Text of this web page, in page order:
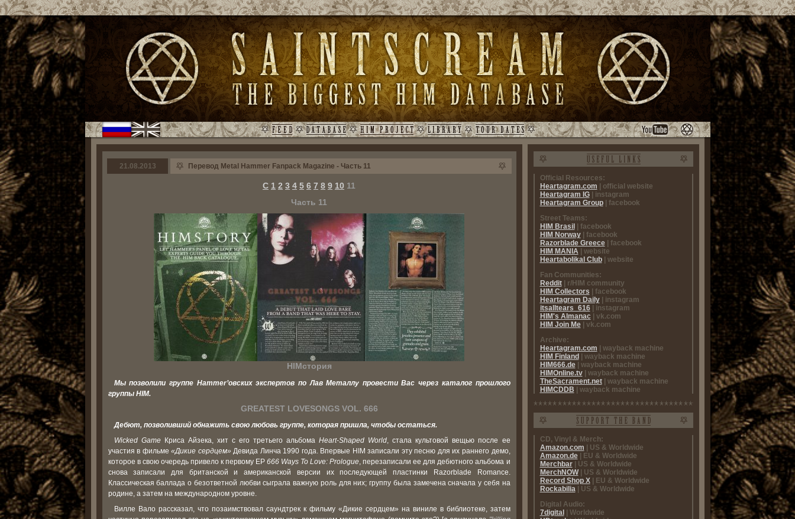
Official Resources:
Heartagram.com
| official website
Heartagram IG
| instagram
Heartagram Group
| facebook
Street Teams:
HIM Brasil
| facebook
HIM Norway
| facebook
Razorblade Greece
| facebook
HIM MANIA
| website
Heartabolikal Club
| website
Fan Communities:
Reddit
| r/HIM community
HIM Collectors
| facebook
Heartagram Daily
| instagram
itsalltears_616
| instagram
HIM's Almanac
| vk.com
HIM Join Me
| vk.com
Archive:
Heartagram.com
| wayback machine
HIM Finland
| wayback machine
HIM666.de
| wayback machine
HIMOnline.tv
| wayback machine
TheSacrament.net
| wayback machine
HIMCDDB
| wayback machine
CD, Vinyl & Merch:
Amazon.com
| US & Worldwide
Amazon.de
| EU & Worldwide
Merchbar
| US & Worldwide
MerchNOW
| US & Worldwide
Record Shop X
| EU & Worldwide
Rockabilia
| US & Worldwide
Digital Audio:
7digital
| Worldwide
21.08.2013 Перевод Metal Hammer Fanpack Magazine - Часть 11
С 1 2 3 4 5 6 7 8 9 10 11
Часть 11
HIMстория
Мы позволили группе Hammer’овских экспертов по Лав Металлу провести Вас через каталог прошлого
группы HIM.
GREATEST LOVESONGS VOL. 666
Дебют, позволивший обнажить свою любовь группе, которая пришла, чтобы остаться.
Wicked GameКриса Айзека, хит с его третьего альбомаHeart-Shaped World, стала культовой вещью после ее
участия в фильме«Дикие сердцем» Девида Линча 1990 года. Впервые HIM записали эту песню для их раннего демо,
которое в свою очередь привело к первому EP 666 Ways To Love: Prologue, перезаписали ее для дебютного альбома и
снова записали для британской и американской версии их последующей пластинки Razorblade Romance.
Классическая баллада о безответной любви сыграла важную роль для них; группу была замечена сначала у себя на
родине, а затем на международном уровне.
Вилле Вало рассказал, что позаимствовал саундтрек к фильму «Дикие сердцем» на виниле в библиотеке, затем